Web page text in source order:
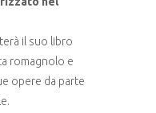
il suo libro
romagnolo e
opere da parte